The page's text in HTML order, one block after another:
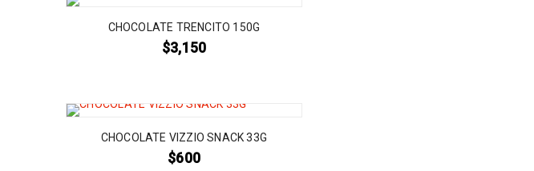
CHOCOLATE TRENCITO 150G
$3,150
CHOCOLATE VIZZIO SNACK 33G
$600